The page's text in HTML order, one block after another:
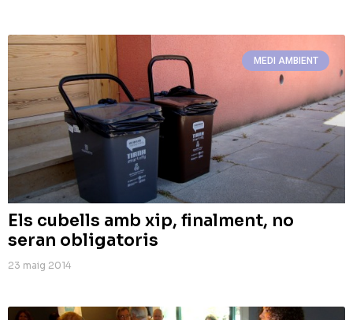
MEDI AMBIENT
Els cubells amb xip, finalment, no
seran obligatoris
23 maig 2014